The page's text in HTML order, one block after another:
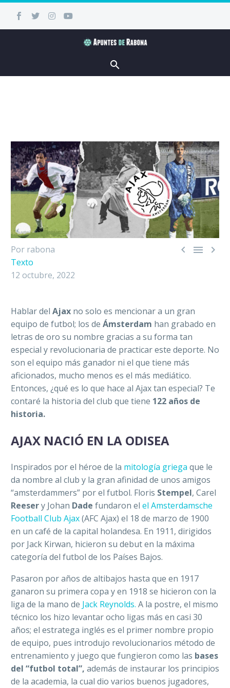
  
Por rabona
Texto
12 octubre, 2022
Hablar del Ajax no solo es mencionar a un gran
equipo de futbol; los de Ámsterdam han grabado en
letras de oro su nombre gracias a su forma tan
especial y revolucionaria de practicar este deporte. No
son el equipo más ganador ni el que tiene más
aficionados, mucho menos es el más mediático.
Entonces, ¿qué es lo que hace al Ajax tan especial? Te
contaré la historia del club que tiene 122 años de
historia.
AJAX NACIÓ EN LA ODISEA
Inspirados por el héroe de la mitología griega que le
da nombre al club y la gran afinidad de unos amigos
“amsterdammers” por el futbol. Floris Stempel, Carel
Reesery Johan Dade fundaron el el Amsterdamsche
Football Club Ajax(AFC Ajax) el 18 de marzo de 1900
en un café de la capital holandesa. En 1911, dirigidos
por Jack Kirwan, hicieron su debut en la máxima
categoría del futbol de los Países Bajos.
Pasaron por años de altibajos hasta que en 1917
ganaron su primera copa y en 1918 se hicieron con la
liga de la mano de Jack Reynolds. A la postre, el mismo
técnico los hizo levantar ocho ligas más en casi 30
años; el estratega inglés es el primer nombre propio
de equipo, pues introdujo revolucionarios método de
entrenamiento y juego que fungieron como las bases
del “futbol total”, además de instaurar los principios
de la academia, la cual dio varios buenos jugadores,